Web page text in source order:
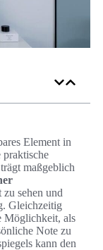
Element in
maßgeblich
sehen und
Gleichzeitig
Möglichkeit, als
Note zu
kann den